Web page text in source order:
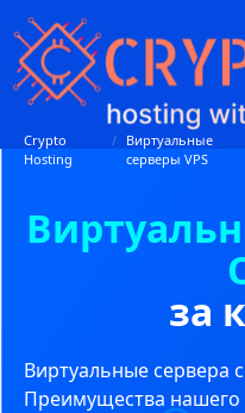
Crypto
Hosting
/ Виртуальные
серверы VPS
за
Виртуальные сервера
Преимущества нашего